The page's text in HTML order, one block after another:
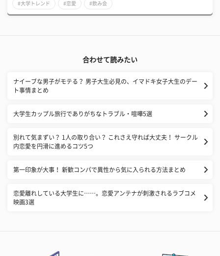
#大学トレンド #恋愛 #飲み会
合わせて読みたい
ナイーブな男子がモテる？ 男子大生必見の、イマドキ女子大生のデー
ト事情まとめ
大学生カップル旅行でありがちなトラブル・喧嘩5選
別れて気まずい？ 1人の取り合い？ これさえ守れば大丈夫！ サークル
内恋愛を円滑に進めるコツ5つ
第一印象が大事！ 新歓コンパで異性から気に入られる方法まとめ
恋愛離れしている大学生に……。恋愛アンテナが刺激されるラブコメ
映画3選